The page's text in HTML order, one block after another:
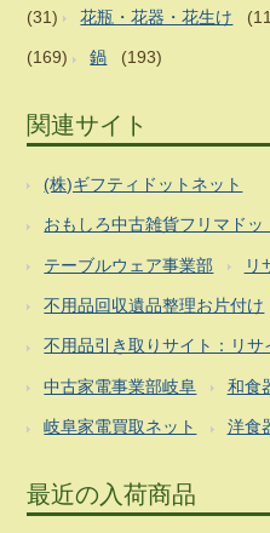
(31) 花瓶・花器・花生け
(169) 鍋 (193)
関連サイト
(株)ギフティドットネット
おもしろ中古雑貨フリマドッ
テーブルウェア事業部 リ
不用品回収遺品整理お片付け
不用品引き取りサイト：リサ
中古家電事業部岐阜 和食
岐阜家電買取ネット 洋食
最近の入荷商品